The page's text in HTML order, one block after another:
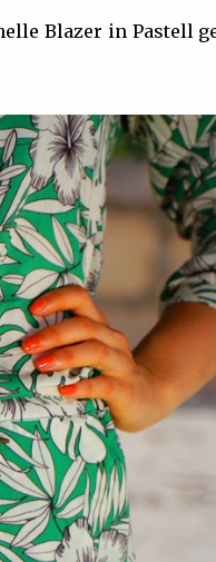
Blazer in Pastell